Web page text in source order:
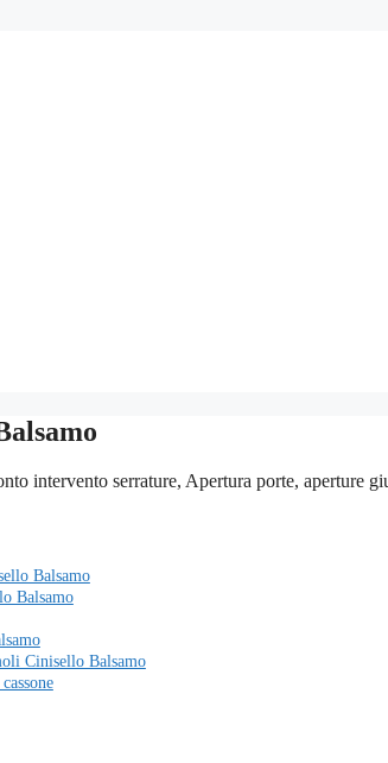
intervento serrature, Apertura porte, aperture
Balsamo
Balsamo
Cinisello Balsamo